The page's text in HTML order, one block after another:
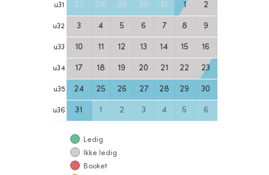
u31 27 28 29 30 31 1 2
u32 3 4 5 6 7 8 9
u33 10 11 12 13 14 15 16
u34 17 18 19 20 21 22 23
u35 24 25 26 27 28 29 30
u36 31 1 2 3 4 5 6
Ledig
Ikke ledig
Booket